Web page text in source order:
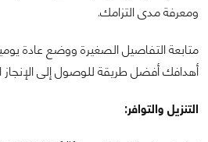
ومعرفة مدى التزامك.
متابعة التفاصيل الصغيرة ووضع عادة
أهدافك أفضل طريقة للوصول إلى الإنجاز
التنزيل والتوافر: